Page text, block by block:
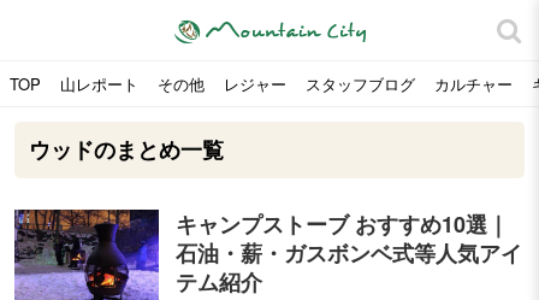
TOP 山レポート その他 レジャー スタッフブログ カルチャー
ウッドのまとめ一覧
キャンプストーブ おすすめ10選｜
石油・薪・ガスボンベ式等人気アイ
テム紹介